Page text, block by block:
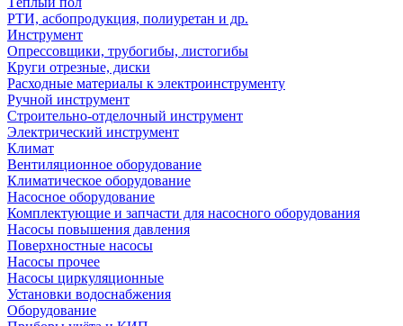
РТИ, асбопродукция, полиуретан и др.
Инструмент
Опрессовщики, трубогибы, листогибы
Круги отрезные, диски
Расходные материалы к электроинструменту
Ручной инструмент
Строительно-отделочный инструмент
Электрический инструмент
Климат
Вентиляционное оборудование
Климатическое оборудование
Насосное оборудование
Комплектующие и запчасти для насосного оборудования
Насосы повышения давления
Поверхностные насосы
Насосы прочее
Насосы циркуляционные
Установки водоснабжения
Оборудование